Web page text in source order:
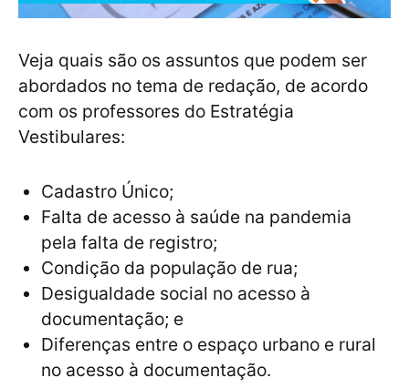
Veja quais são os assuntos que podem ser
abordados no tema de redação, de acordo
com os professores do Estratégia
Vestibulares:
Cadastro Único;
Falta de acesso à saúde na pandemia
pela falta de registro;
Condição da população de rua;
Desigualdade social no acesso à
documentação; e
Diferenças entre o espaço urbano e rural
no acesso à documentação.